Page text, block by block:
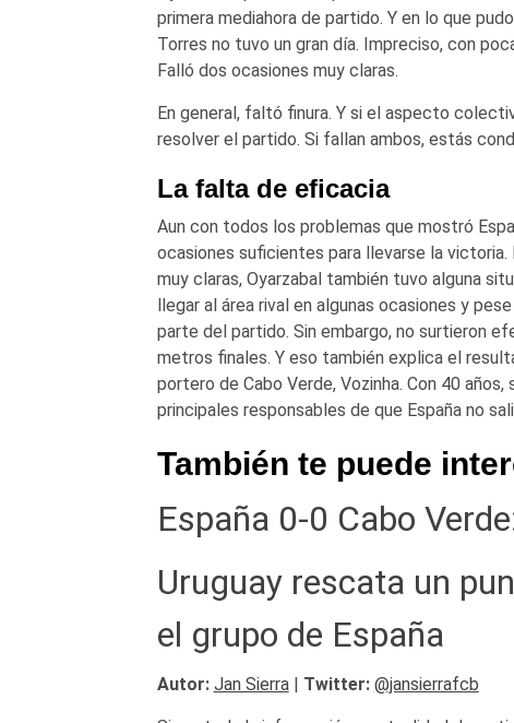
primera mediahora de partido. Y en lo que
Torres no tuvo un gran día. Impreciso, con
Falló dos ocasiones muy claras.
En general, faltó finura. Y si el aspecto
resolver el partido. Si fallan ambos, estás
La falta de eficacia
Aun con todos los problemas que mostró
ocasiones suficientes para llevarse la
muy claras, Oyarzabal también tuvo alguna
llegar al área rival en algunas ocasiones y
parte del partido. Sin embargo, no surtieron
metros finales. Y eso también explica el
portero de Cabo Verde, Vozinha. Con 40
principales responsables de que España no
También te puede
España 0-0 Cabo
Uruguay rescata un
el grupo de España
Autor: Jan Sierra| Twitter: @jansierrafcb